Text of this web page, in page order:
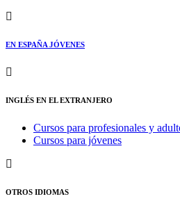
EN ESPAÑA JÓVENES
INGLÉS EN EL EXTRANJERO
Cursos para profesionales y
Cursos para jóvenes
OTROS IDIOMAS